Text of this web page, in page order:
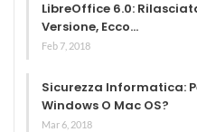
LibreOffice 6.0:
Versione, Ecco…
Feb 7, 2018
Sicurezza Informatica:
Windows O Mac OS?
Mar 6, 2018